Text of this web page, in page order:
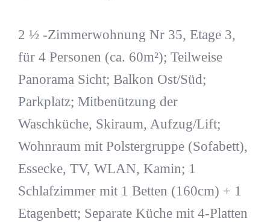
2 ½ -Zimmerwohnung Nr 35, Etage 3,
für 4 Personen (ca. 60m²); Teilweise
Panorama Sicht; Balkon Ost/Süd;
Parkplatz; Mitbenützung der
Waschküche, Skiraum, Aufzug/Lift;
Wohnraum mit Polstergruppe (Sofabett),
Essecke, TV, WLAN, Kamin; 1
Schlafzimmer mit 1 Betten (160cm) + 1
Etagenbett; Separate Küche mit 4-Platten